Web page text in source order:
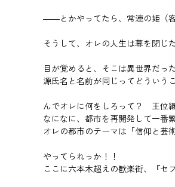
――とかやってたら、常連の姫（
そうして、オレの人生は幕を閉じ
目が覚めると、そこは異世界だっ
源氏名と名前が同じってどういう
んでオレに何をしろって？ 王位
なになに、都市を再開発して一番
オレの都市のテーマは「信仰と芸
やってられっか！！
ここに六本木超えの歓楽街、『セ